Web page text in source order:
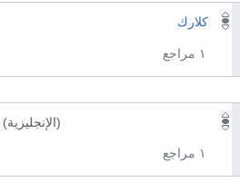
كلارك
١ مراجع
(الإنجليزية)
١ مراجع